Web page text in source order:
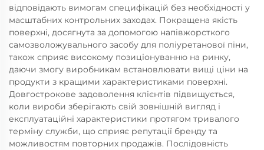
відповідають вимогам специфікацій без необхідності у
масштабних контрольних заходах. Покращена якість
поверхні, досягнута за допомогою напівжорсткого
самозволожувального засобу для поліуретанової піни,
також сприяє високому позиціонуванню на ринку,
даючи змогу виробникам встановлювати вищі ціни на
продукти з кращими характеристиками поверхні.
Довгострокове задоволення клієнтів підвищується,
коли вироби зберігають свій зовнішній вигляд і
експлуатаційні характеристики протягом тривалого
терміну служби, що сприяє репутації бренду та
можливостям повторних продажів. Послідовність